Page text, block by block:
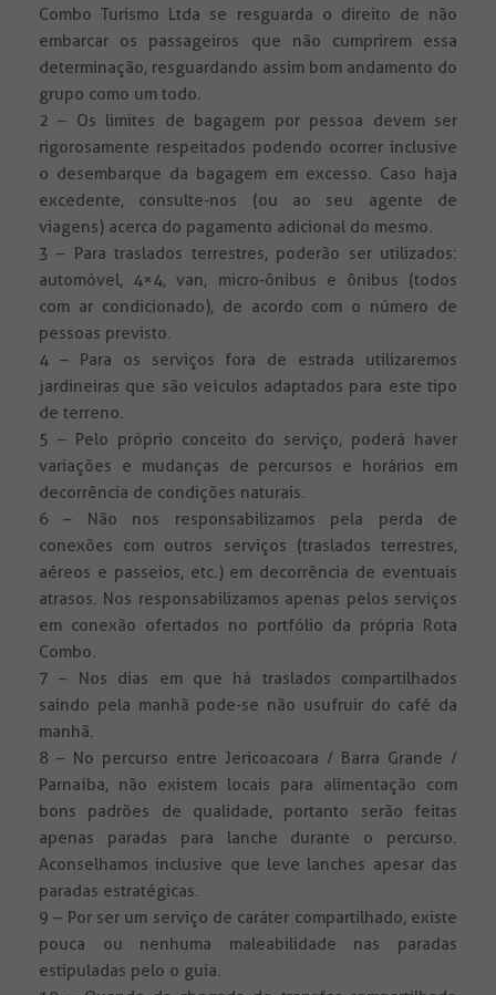
Combo Turismo Ltda se resguarda o direito de não
embarcar os passageiros que não cumprirem essa
determinação, resguardando assim bom andamento do
grupo como um todo.
2 – Os limites de bagagem por pessoa devem ser
rigorosamente respeitados podendo ocorrer inclusive
o desembarque da bagagem em excesso. Caso haja
excedente, consulte-nos (ou ao seu agente de
viagens) acerca do pagamento adicional do mesmo.
3 – Para traslados terrestres, poderão ser utilizados:
automóvel, 4×4, van, micro-ônibus e ônibus (todos
com ar condicionado), de acordo com o número de
pessoas previsto.
4 – Para os serviços fora de estrada utilizaremos
jardineiras que são veículos adaptados para este tipo
de terreno.
5 – Pelo próprio conceito do serviço, poderá haver
variações e mudanças de percursos e horários em
decorrência de condições naturais.
6 – Não nos responsabilizamos pela perda de
conexões com outros serviços (traslados terrestres,
aéreos e passeios, etc.) em decorrência de eventuais
atrasos. Nos responsabilizamos apenas pelos serviços
em conexão ofertados no portfólio da própria Rota
Combo.
7 – Nos dias em que há traslados compartilhados
saindo pela manhã pode-se não usufruir do café da
manhã.
8 – No percurso entre Jericoacoara / Barra Grande /
Parnaíba, não existem locais para alimentação com
bons padrões de qualidade, portanto serão feitas
apenas paradas para lanche durante o percurso.
Aconselhamos inclusive que leve lanches apesar das
paradas estratégicas.
9 – Por ser um serviço de caráter compartilhado, existe
pouca ou nenhuma maleabilidade nas paradas
estipuladas pelo o guia.